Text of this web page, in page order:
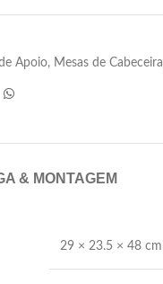
Apoio, Mesas de Cabeceira
& MONTAGEM
29 × 23.5 × 48 cm